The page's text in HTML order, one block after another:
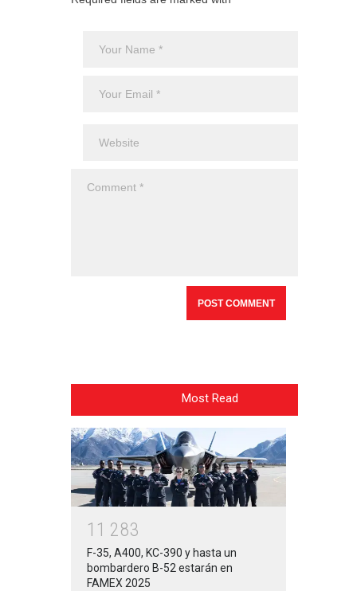
Most Read
1 1 283
F-35, A400, KC-390 y hasta un
bombardero B-52 estarán en
FAMEX 2025